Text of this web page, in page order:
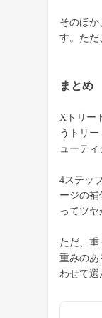
そのほ
す。ただ
まとめ
Xトリー
うトリ
ューテ
4ステッ
ージの
ってツ
ただ、
重みのあ
わせて選